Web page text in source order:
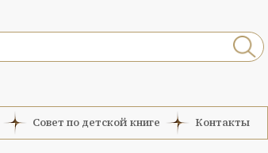
Совет по детской книге Контакты